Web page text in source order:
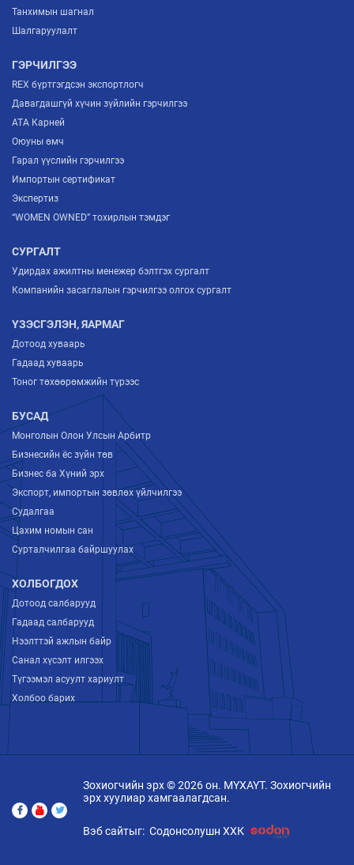
Танхимын шагнал
Шалгаруулалт
ГЭРЧИЛГЭЭ
REX бүртгэгдсэн экспортлогч
Давагдашгүй хүчин зүйлийн гэрчилгээ
ATA Карней
Оюуны өмч
Гарал үүслийн гэрчилгээ
Импортын сертификат
Экспертиз
“WOMEN OWNED” тохирлын тэмдэг
СУРГАЛТ
Удирдах ажилтны менежер бэлтгэх сургалт
Компанийн засаглалын гэрчилгээ олгох сургалт
ҮЗЭСГЭЛЭН, ЯАРМАГ
Дотоод хуваарь
Гадаад хуваарь
Тоног төхөөрөмжийн түрээс
БУСАД
Монголын Олон Улсын Арбитр
Бизнесийн ёс зүйн төв
Бизнес ба Хүний эрх
Экспорт, импортын зөвлөх үйлчилгээ
Судалгаа
Цахим номын сан
Сурталчилгаа байршуулах
ХОЛБОГДОХ
Дотоод салбарууд
Гадаад салбарууд
Нээлттэй ажлын байр
Санал хүсэлт илгээх
Түгээмэл асуулт хариулт
Холбоо барих
Зохиогчийн эрх © 2026 он. МҮХАҮТ. Зохиогчийн
эрх хуулиар хамгаалагдсан.
Вэб сайтыг: Содонсолушн ХХК